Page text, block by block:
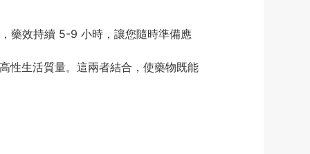
藥效持續 5-9 小時，讓您隨時準備應
性生活質量。這兩者結合，使藥物既能